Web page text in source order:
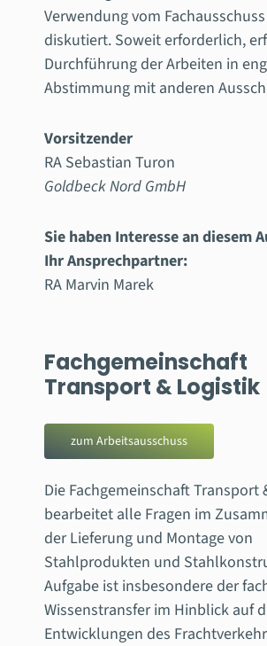
Verwendung vom
diskutiert. Soweit erforderlich,
Durchführung der Arbeiten in
Abstimmung mit anderen
Vorsitzender
RA Sebastian Turon
Goldbeck Nord GmbH
Sie haben Interesse an diesem
Ihr Ansprechpartner:
RA Marvin Marek
Fachgemeinschaft
Transport & Logistik
zum Arbeitsausschuss
Die Fachgemeinschaft Transport
bearbeitet alle Fragen im
der Lieferung und Montage von
Stahlprodukten und
Aufgabe ist insbesondere der
Wissenstransfer im Hinblick auf
Entwicklungen des